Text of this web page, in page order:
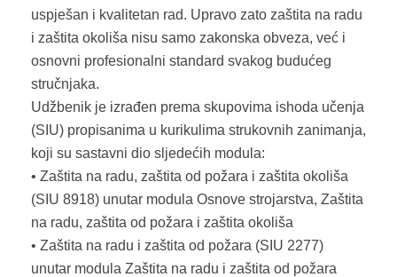
uspješan i kvalitetan rad. Upravo zato zaštita na radu
i zaštita okoliša nisu samo zakonska obveza, već i
osnovni profesionalni standard svakog budućeg
stručnjaka.
Udžbenik je izrađen prema skupovima ishoda učenja
(SIU) propisanima u kurikulima strukovnih zanimanja,
koji su sastavni dio sljedećih modula:
• Zaštita na radu, zaštita od požara i zaštita okoliša
(SIU 8918) unutar modula Osnove strojarstva, Zaštita
na radu, zaštita od požara i zaštita okoliša
• Zaštita na radu i zaštita od požara (SIU 2277)
unutar modula Zaštita na radu i zaštita od požara